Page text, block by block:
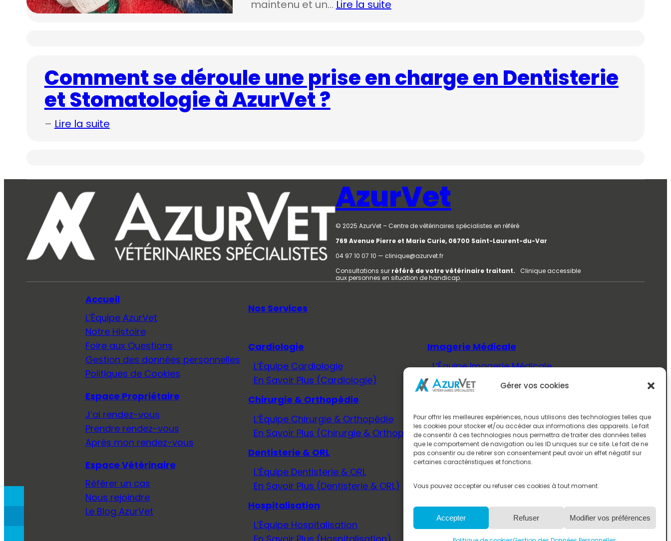
Gérer vos cookies
Pour offrir les meilleures expériences, nous utilisons des technologies telles que
les cookies pour stocker et/ou accéder aux informations des appareils. Le fait
de consentir à ces technologies nous permettra de traiter des données telles
que le comportement de navigation ou les ID uniques sur ce site. Le fait de ne
pas consentir ou de retirer son consentement peut avoir un effet négatif sur
certaines caractéristiques et fonctions.
Vous pouvez accepter ou refuser ces cookies à tout moment.
Accepter Refuser Modifier vos préférences
maintenu et un… Lire la suite
Comment se déroule une prise en charge en Dentisterie
et Stomatologie à AzurVet ?
– Lire la suite
AzurVet
© 2025 AzurVet – Centre de vétérinaires spécialistes en référé
769 Avenue Pierre et Marie Curie, 06700 Saint-Laurent-du-Var
04 97 10 07 10 — clinique@azurvet.fr
Consultations sur référé de votre vétérinaire traitant. Clinique accessible
aux personnes en situation de handicap.
Accueil
L’Équipe AzurVet
Notre Histoire
Foire aux Questions
Gestion des données personnelles
Politiques de Cookies
Espace Propriétaire
J’ai rendez-vous
Prendre rendez-vous
Après mon rendez-vous
Espace Vétérinaire
Référer un cas
Nous rejoindre
Le Blog AzurVet
Nos Services
Cardiologie
L’Équipe Cardiologie
En Savoir Plus (Cardiologie)
Chirurgie & Orthopédie
L’Équipe Chirurgie & Orthopédie
En Savoir Plus (Chirurgie & Orthopédie)
Dentisterie & ORL
L’Équipe Dentisterie & ORL
En Savoir Plus (Dentisterie & ORL)
Hospitalisation
L’Équipe Hospitalisation
Imagerie Médicale
L’Équipe Imagerie Médicale
En Savoir Plus (Imagerie Médicale)
L’Équipe Médecine Interne
En Savoir Plus (Médecine Interne)
Neurologie
En Savoir Plus (Neurologie)
Oncologie
L’Équipe Oncologie